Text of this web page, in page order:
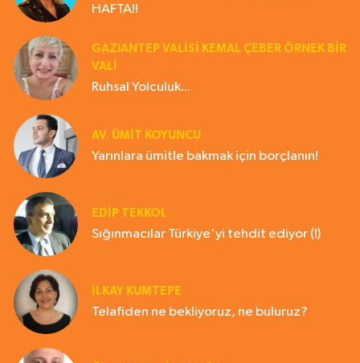
HAFTA!!
GAZIANTEP VALISI KEMAL ÇEBER ÖRNEK BİR
VALİ
Ruhsal Yolculuk...
AV. ÜMIT KOYUNCU
Yarınlara ümitle bakmak için borçlanın!
EDIP TEKKOL
Sığınmacılar Türkiye'yi tehdit ediyor (!)
İLKAY KUMTEPE
Telafiden ne bekliyoruz, ne buluruz?